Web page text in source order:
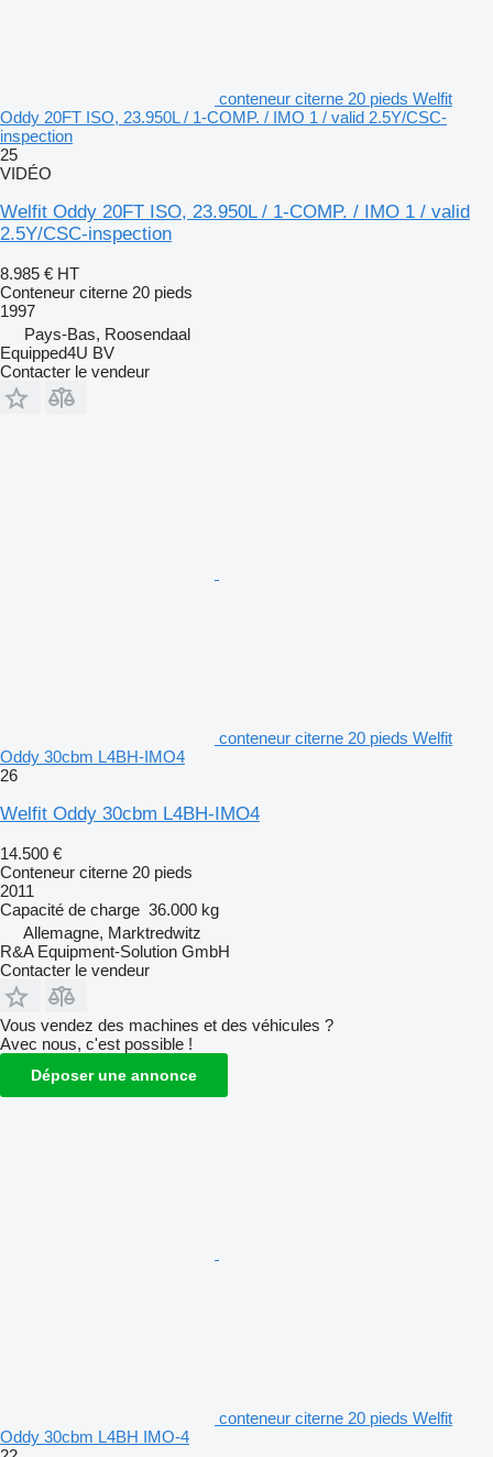
conteneur citerne 20 pieds Welfit
Oddy 20FT ISO, 23.950L / 1-COMP. / IMO 1 / valid 2.5Y/CSC-
inspection
25
VIDÉO
Welfit Oddy 20FT ISO, 23.950L / 1-COMP. / IMO 1 / valid
2.5Y/CSC-inspection
8.985 € HT
Conteneur citerne 20 pieds
1997
Pays-Bas, Roosendaal
Equipped4U BV
Contacter le vendeur
conteneur citerne 20 pieds Welfit
Oddy 30cbm L4BH-IMO4
26
Welfit Oddy 30cbm L4BH-IMO4
14.500 €
Conteneur citerne 20 pieds
2011
Capacité de charge 36.000 kg
Allemagne, Marktredwitz
R&A Equipment-Solution GmbH
Contacter le vendeur
Vous vendez des machines et des véhicules ?
Avec nous, c'est possible !
Déposer une annonce
conteneur citerne 20 pieds Welfit
Oddy 30cbm L4BH IMO-4